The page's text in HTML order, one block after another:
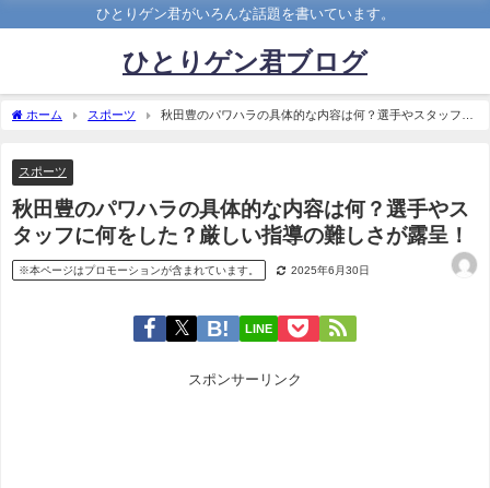
ひとりゲン君がいろんな話題を書いています。
ひとりゲン君ブログ
ホーム スポーツ
秋田豊のパワハラの具体的な内容は何？選手やスタッフに
スポーツ
秋田豊のパワハラの具体的な内容は何？選手やス
タッフに何をした？厳しい指導の難しさが露呈！
※本ページはプロモーションが含まれています。 2025年6月30日
LINE
スポンサーリンク